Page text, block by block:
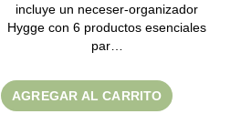
incluye un neceser-organizador
Hygge con 6 productos esenciales
par…
AGREGAR AL CARRITO